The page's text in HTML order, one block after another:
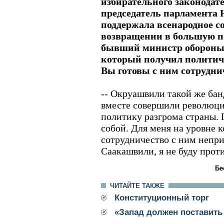
председатель
поддержала всенародное
возвращении в большую
бывший министр
который получил
Вы готовы с ним
-- Окруашвили такой же
вместе совершили
политику разгрома
собой. Для меня на уровне
сотрудничество с ним
Саакашвили, я не буду
ЧИТАЙТЕ ТАКЖЕ
Конституционный торг
«Запад должен